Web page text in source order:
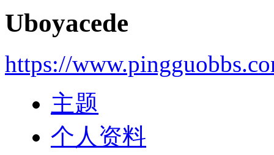
Uboyacede
https://
主题
个人资料